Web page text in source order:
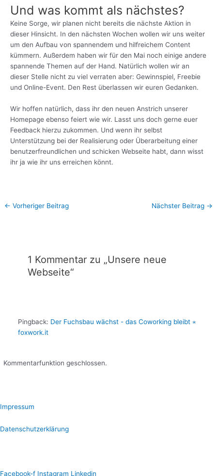
Und was kommt als nächstes?
Keine Sorge, wir planen nicht bereits die nächste Aktion in
dieser Hinsicht. In den nächsten Wochen wollen wir uns weiter
um den Aufbau von spannendem und hilfreichem Content
kümmern. Außerdem haben wir für den Mai noch einige andere
spannende Themen auf der Hand. Natürlich wollen wir an
dieser Stelle nicht zu viel verraten aber: Gewinnspiel, Freebie
und Online-Event. Den Rest überlassen wir euren Gedanken.
Wir hoffen natürlich, dass ihr den neuen Anstrich unserer
Homepage ebenso feiert wie wir. Lasst uns doch gerne euer
Feedback hierzu zukommen. Und wenn ihr selbst
Unterstützung bei der Realisierung oder Überarbeitung einer
benutzerfreundlichen und schicken Webseite habt, dann wisst
ihr ja wie ihr uns erreichen könnt.
← Vorheriger Beitrag Nächster Beitrag →
1 Kommentar zu „Unsere neue
Webseite“
Pingback: Der Fuchsbau wächst - das Coworking bleibt ⋆
foxwork.it
Kommentarfunktion geschlossen.
Impressum
Datenschutzerklärung
Facebook-f Instagram Linkedin